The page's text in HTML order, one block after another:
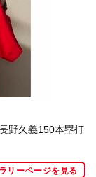
野久義150本塁打
リーページを見る